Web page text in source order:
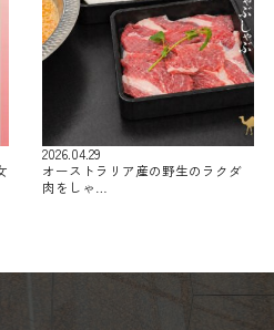
2026.04.29
オーストラリア産の野生のラクダ
肉をしゃ…